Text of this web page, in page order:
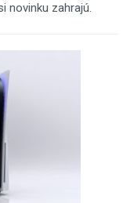
novinku zahrajú.